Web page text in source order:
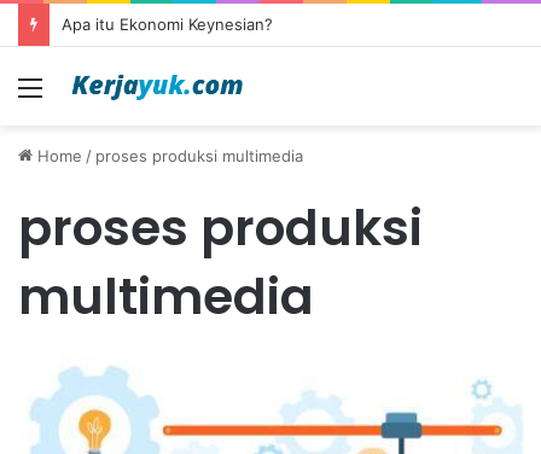
Apa itu Ekonomi Keynesian?
Menu
Home / proses produksi multimedia
proses produksi
multimedia